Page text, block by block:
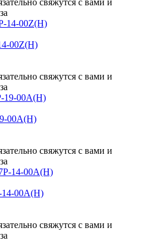
свяжутся с вами и
00Z(H)
свяжутся с вами и
00A(H)
свяжутся с вами и
00A(H)
свяжутся с вами и